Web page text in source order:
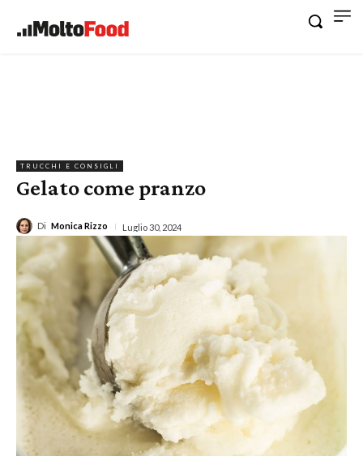
TRUCCHI E CONSIGLI
Gelato come pranzo
Di Monica Rizzo Luglio 30, 2024